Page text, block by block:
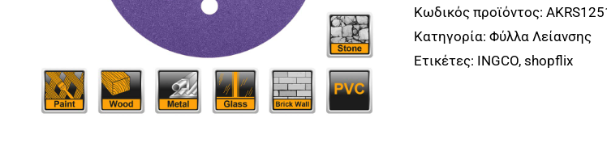
Φ
125mm
Σετ
Κωδικός προϊόντος:
Κατηγορία: Φύλλα Λείανσης
Ετικέτες: INGCO, shopflix